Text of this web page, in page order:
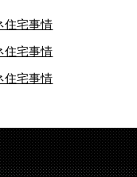
住宅事情
住宅事情
住宅事情